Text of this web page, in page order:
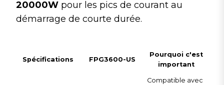
20000W pour les pics de courant au
démarrage de courte durée.
Spécifications FPG3600-US
Pourquoi c'est
important
Compatible avec